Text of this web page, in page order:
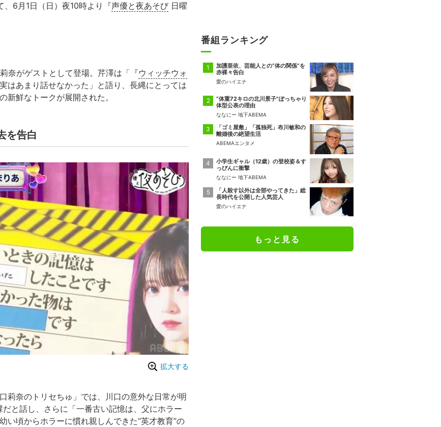
、6月1日（日）夜10時より『声優と夜あそび 日曜
奈がゲストとして登場。芹澤は「『ウィッチウォ
はあまり話せなかった」と語り、長縄にとっては
新鮮なトークが展開された。
を告白
拡大する
莉奈のトリセちゅ」では、川口の意外な日常が明
と話し、さらに「一番古い記憶は、父にホラー
い頃からホラーに慣れ親しんできた“英才教育”の
番組ランキング
加護亜依、芸能人との“体の関係”を
赤裸々告白
愛のハイエナ
“体重72キロの北川景子”ぽっちゃり
体型公表の理由
ななにー 地下ABEMA
「ゴミ屋敷」「孤独死」布川敏和の
離婚後の絶望生活
ABEMAエンタメ
小学生ギャル（12歳）の登校姿＆す
っぴんに衝撃
ななにー 地下ABEMA
「人殺す以外は全部やってきた」総
長時代を公開した人気芸人
愛のハイエナ
もっと見る